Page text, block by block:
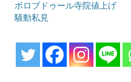
ボロブドゥール寺院値上げ
騒動私見